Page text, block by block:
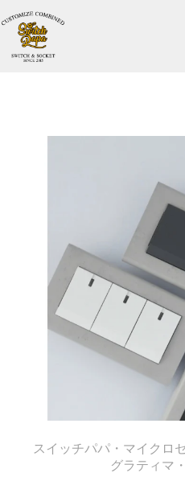
ン
ン
スイッチパパ・マイクロ
グラティマ